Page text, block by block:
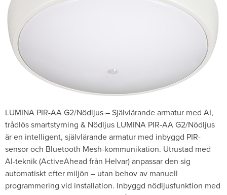
LUMINA PIR-AA G2/Nödljus – Självlärande armatur med AI,
trådlös smartstyrning & Nödljus LUMINA PIR-AA G2/Nödljus
är en intelligent, självlärande armatur med inbyggd PIR-
sensor och Bluetooth Mesh-kommunikation. Utrustad med
AI-teknik (ActiveAhead från Helvar) anpassar den sig
automatiskt efter miljön – utan behov av manuell
programmering vid installation. Inbyggd nödljusfunktion med